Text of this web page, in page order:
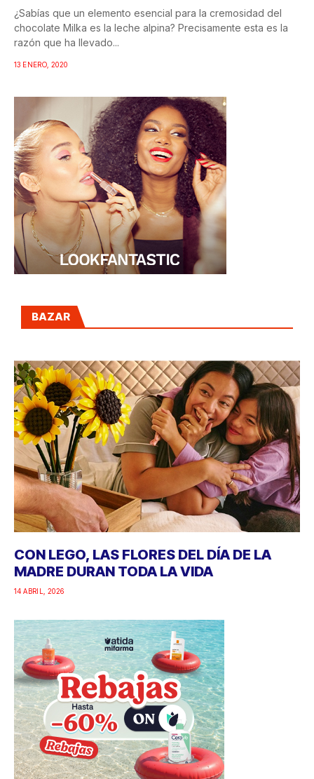
¿Sabías que un elemento esencial para la cremosidad del
chocolate Milka es la leche alpina? Precisamente esta es la
razón que ha llevado...
13 ENERO, 2020
BAZAR
CON LEGO, LAS FLORES DEL DÍA DE LA
MADRE DURAN TODA LA VIDA
14 ABRIL, 2026